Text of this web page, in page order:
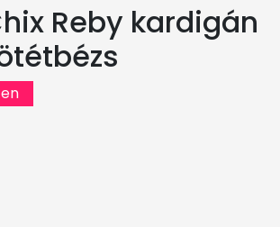
Reby kardigán